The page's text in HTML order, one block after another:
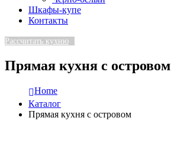
Шкафы-купе
Контакты
Рассчитать кухню
Прямая кухня с островом
Home
Каталог
Прямая кухня с островом